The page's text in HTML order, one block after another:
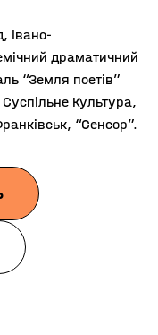
Івано-
драматичний
“Земля поетів”
Культура,
“Сенсор”.